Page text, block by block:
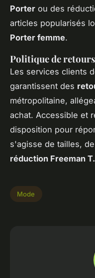
Porter ou des
articles popularisés
Porter femme.
Politique de
Les services clients
garantissent des
métropolitaine,
achat. Accessible et
disposition pour
s'agisse de tailles,
réduction Freeman
Mode